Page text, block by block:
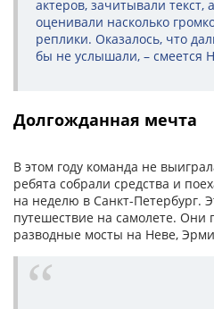
актеров, зачитывали текст,
оценивали насколько
реплики. Оказалось, что
бы не услышали, – смеется
Долгожданная мечта
В этом году команда не
ребята собрали средства и
на неделю в Санкт-Петербург.
путешествие на самолете. Они
разводные мосты на Неве,